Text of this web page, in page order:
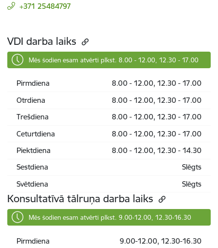
+371 25484797
VDI darba laiks
Mēs šodien esam atvērti plkst. 8.00 - 12.00, 12.30 - 17.00
Pirmdiena
8.00 - 12.00, 12.30 - 17.00
Otrdiena
8.00 - 12.00, 12.30 - 17.00
Trešdiena
8.00 - 12.00, 12.30 - 17.00
Ceturtdiena
8.00 - 12.00, 12.30 - 17.00
Piektdiena
8.00 - 12.00, 12.30 - 14.30
Sestdiena
Slēgts
Svētdiena
Slēgts
Konsultatīvā tālruņa darba laiks
Mēs šodien esam atvērti plkst. 9.00-12.00, 12.30-16.30
Pirmdiena
9.00-12.00, 12.30-16.30